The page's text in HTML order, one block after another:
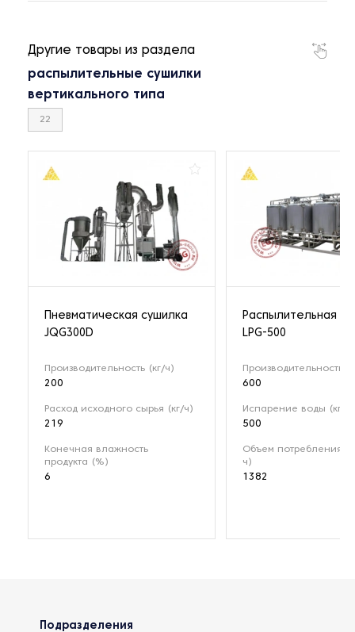
Другие товары из раздела
распылительные сушилки
вертикального типа
22
Пневматическая сушилка
JQG300D
Производительность (кг/ч)
200
Расход исходного сырья (кг/ч)
219
Конечная влажность
продукта (%)
6
Распылительная
LPG-500
Производительность
600
Испарение воды (кг/ч)
500
Объем потребления
ч)
1382
Подразделения